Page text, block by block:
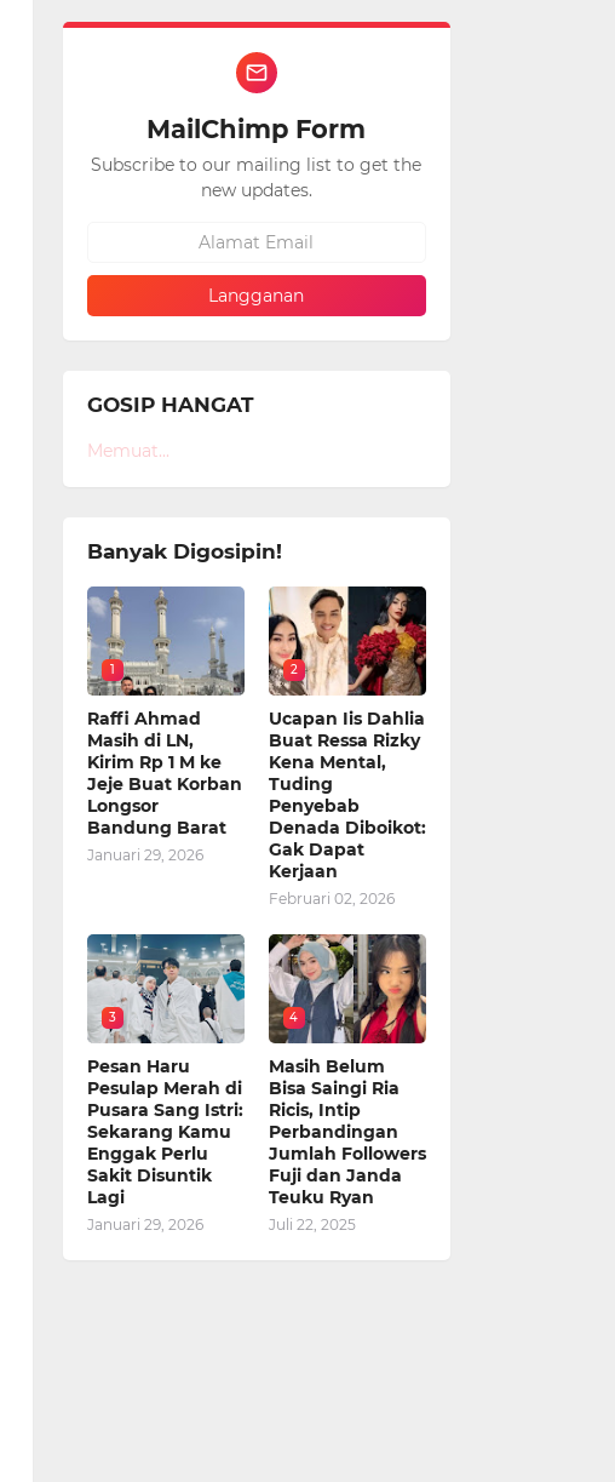
MailChimp Form
Subscribe to our mailing list to get the
new updates.
GOSIP HANGAT
Memuat...
Banyak Digosipin!
1
Raffi Ahmad
Masih di LN,
Kirim Rp 1 M ke
Jeje Buat Korban
Longsor
Bandung Barat
Januari 29, 2026
2
Ucapan Iis Dahlia
Buat Ressa Rizky
Kena Mental,
Tuding
Penyebab
Denada Diboikot:
Gak Dapat
Kerjaan
Februari 02, 2026
3
Pesan Haru
Pesulap Merah di
Pusara Sang Istri:
Sekarang Kamu
Enggak Perlu
Sakit Disuntik
Lagi
Januari 29, 2026
4
Masih Belum
Bisa Saingi Ria
Ricis, Intip
Perbandingan
Jumlah Followers
Fuji dan Janda
Teuku Ryan
Juli 22, 2025